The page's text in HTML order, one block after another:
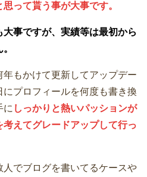
って貰う事が大事です。
事ですが、実績等は最初から
もかけて更新してアップデー
にプロフィールを何度も書き換
に しっかりと熱いパッションが
えてグレードアップして行っ
人でブログを書いてるケースや